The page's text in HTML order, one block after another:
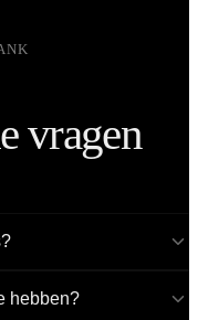
vragen
hebben?